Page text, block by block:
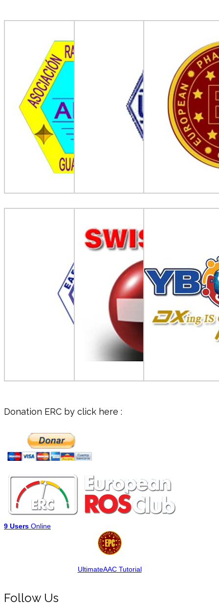
Donation ERC by click here :
9 Users Online
UltimateAAC Tutorial
Follow Us